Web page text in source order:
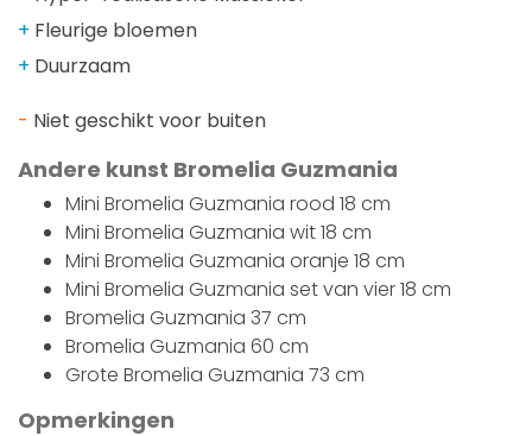
+ Fleurige bloemen
+ Duurzaam
- Niet geschikt voor buiten
Andere kunst Bromelia Guzmania
Mini Bromelia Guzmania rood 18 cm
Mini Bromelia Guzmania wit 18 cm
Mini Bromelia Guzmania oranje 18 cm
Mini Bromelia Guzmania set van vier 18 cm
Bromelia Guzmania 37 cm
Bromelia Guzmania 60 cm
Grote Bromelia Guzmania 73 cm
Opmerkingen